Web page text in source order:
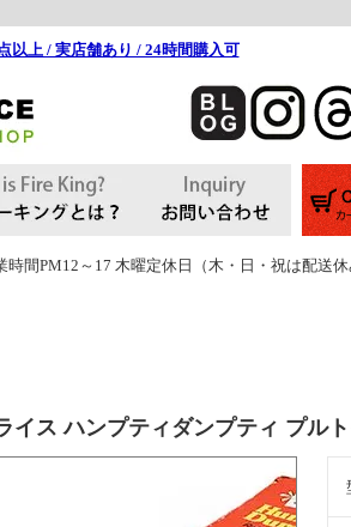
以上 / 実店舗あり / 24時間購入可
時間PM12～17 木曜定休日（木・日・祝は配送
イス ハンプティダンプティ プル